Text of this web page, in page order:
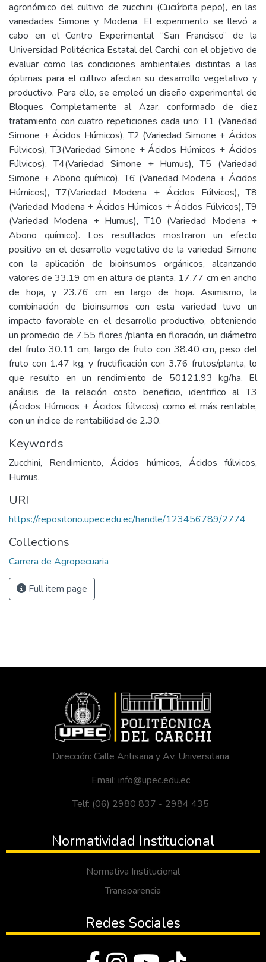
agronómico del cultivo de zucchini (Cucúrbita pepo), en las
variedades Simone y Modena. El experimento se llevó a
cabo en el Centro Experimental “San Francisco” de la
Universidad Politécnica Estatal del Carchi, con el objetivo de
evaluar como las condiciones ambientales distintas a las
óptimas para el cultivo afectan su desarrollo vegetativo y
productivo. Para ello, se empleó un diseño experimental de
Bloques Completamente al Azar, conformado de diez
tratamiento con cuatro repeticiones cada uno: T1 (Variedad
Simone + Ácidos Húmicos), T2 (Variedad Simone + Ácidos
Fúlvicos), T3(Variedad Simone + Ácidos Húmicos + Ácidos
Fúlvicos), T4(Variedad Simone + Humus), T5 (Variedad
Simone + Abono químico), T6 (Variedad Modena + Ácidos
Húmicos), T7(Variedad Modena + Ácidos Fúlvicos), T8
(Variedad Modena + Ácidos Húmicos + Ácidos Fúlvicos), T9
(Variedad Modena + Humus), T10 (Variedad Modena +
Abono químico). Los resultados mostraron un efecto
positivo en el desarrollo vegetativo de la variedad Simone
con la aplicación de bioinsumos orgánicos, alcanzando
valores de 33.19 cm en altura de planta, 17.77 cm en ancho
de hoja, y 23.76 cm en largo de hoja. Asimismo, la
combinación de bioinsumos con esta variedad tuvo un
impacto favorable en el desarrollo productivo, obteniendo
un promedio de 7.55 flores /planta en floración, un diámetro
del fruto 30.11 cm, largo de fruto con 38.40 cm, peso del
fruto con 1.47 kg, y fructificación con 3.76 frutos/planta, lo
que resulto en un rendimiento de 50121.93 kg/ha. El
análisis de la relación costo beneficio, identifico al T3
(Ácidos Húmicos + Ácidos fúlvicos) como el más rentable,
con un índice de rentabilidad de 2.30.
Keywords
Zucchini, Rendimiento, Ácidos húmicos, Ácidos fúlvicos,
Humus.
URI
https://repositorio.upec.edu.ec/handle/123456789/2774
Collections
Carrera de Agropecuaria
Full item page
Dirección: Calle Antisana y Av. Universitaria
Email: info@upec.edu.ec
Telf: (06) 2980 837 - 2984 435
Normatividad Institucional
Normativa Institucional
Transparencia
Redes Sociales